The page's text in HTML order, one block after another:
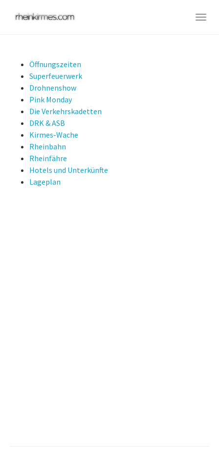
Öffnungszeiten
Superfeuerwerk
Drohnenshow
Pink Monday
Die Verkehrskadetten
DRK & ASB
Kirmes-Wache
Rheinbahn
Rheinfähre
Hotels und Unterkünfte
Lageplan